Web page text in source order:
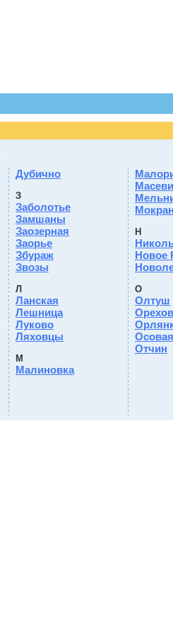
Дубично
З
Заболотье
Замшаны
Заозерная
Заорье
Збураж
Звозы
Л
Ланская
Лешница
Луково
Ляховцы
М
Малиновка
Н
Новое
О
Олтуш
Осовая
Отчин